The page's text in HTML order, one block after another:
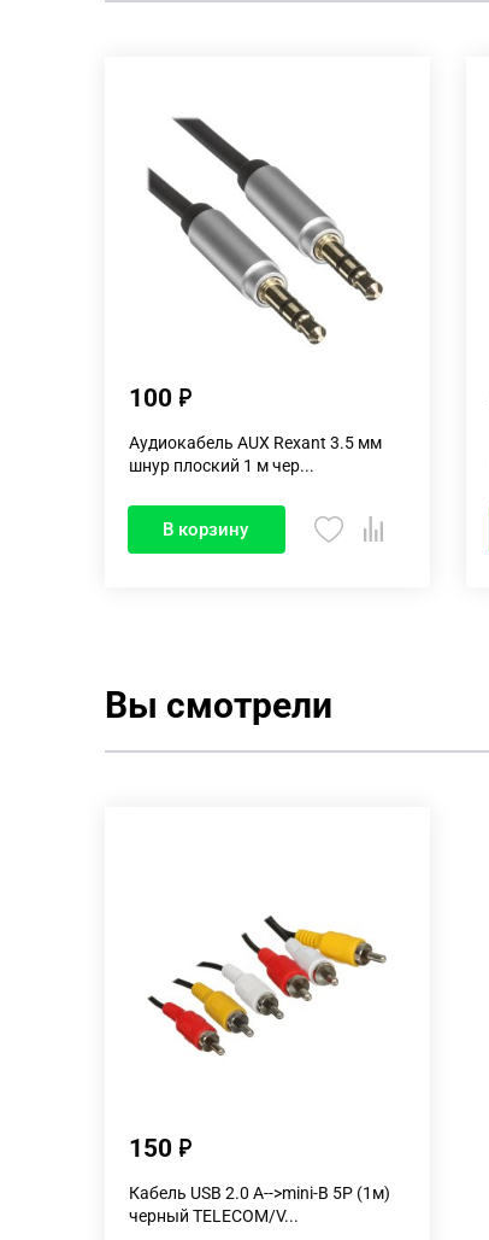
100
Аудиокабель AUX Rexant 3.5 мм
шнур плоский 1 м чер...
В корзину
Вы смотрели
150
Кабель USB 2.0 A-->mini-B 5P (1м)
черный TELECOM/V...